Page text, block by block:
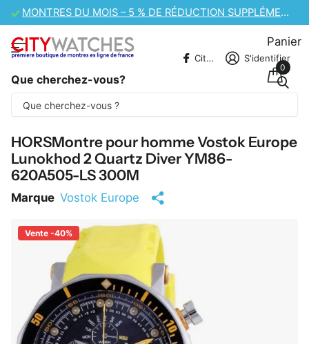
VENTE DE MONTRES CASIO – 10 % DE RÉDUCTION SUPPLÉMENTAIRE
Que cherchez-vous?
CitywatchesFR S'identifier
Panier
0
Une partie du contenu est traduite
automatiquement.
HORSMontre pour homme Vostok Europe
Lunokhod 2 Quartz Diver YM86-
620A505-LS 300M
Marque Vostok Europe
Vente -40%